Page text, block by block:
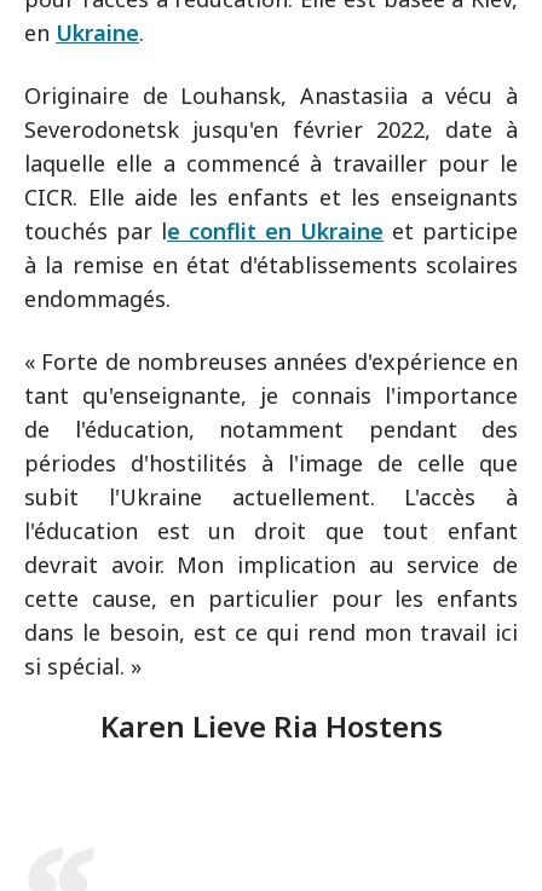
en Ukraine.
Originaire de Louhansk, Anastasiia a vécu à
Severodonetsk jusqu'en février 2022, date à
laquelle elle a commencé à travailler pour le
CICR. Elle aide les enfants et les enseignants
touchés par le conflit en Ukraine et participe
à la remise en état d'établissements scolaires
endommagés.
« Forte de nombreuses années d'expérience en
tant qu'enseignante, je connais l'importance
de l'éducation, notamment pendant des
périodes d'hostilités à l'image de celle que
subit l'Ukraine actuellement. L'accès à
l'éducation est un droit que tout enfant
devrait avoir. Mon implication au service de
cette cause, en particulier pour les enfants
dans le besoin, est ce qui rend mon travail ici
si spécial. »
Karen Lieve Ria Hostens